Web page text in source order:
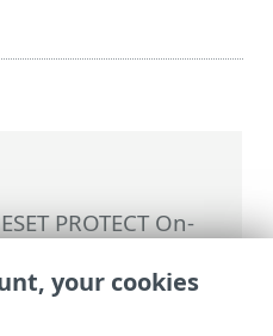
ESET PROTECT On-
기본 메뉴>보고
your cookies